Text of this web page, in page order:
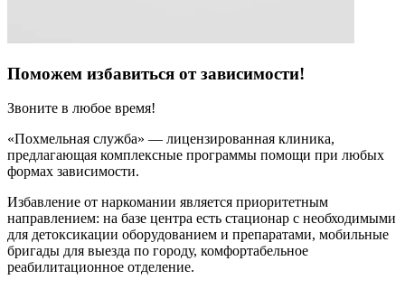
Поможем избавиться от зависимости!
Звоните в любое время!
«Похмельная служба» — лицензированная клиника,
предлагающая комплексные программы помощи при любых
формах зависимости.
Избавление от наркомании является приоритетным
направлением: на базе центра есть стационар с необходимыми
для детоксикации оборудованием и препаратами, мобильные
бригады для выезда по городу, комфортабельное
реабилитационное отделение.